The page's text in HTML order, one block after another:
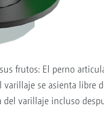
frutos: El perno
se asienta libre
varillaje incluso